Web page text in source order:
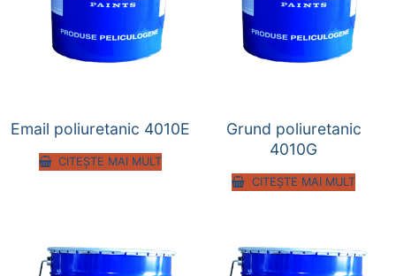
Email poliuretanic 4010E
CITEȘTE MAI MULT
Grund poliuretanic
4010G
CITEȘTE MAI MULT